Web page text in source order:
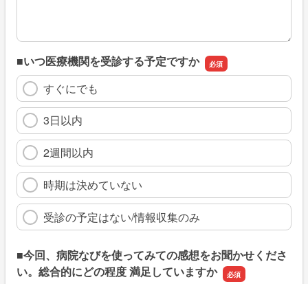
■いつ医療機関を受診する予定ですか
すぐにでも
3日以内
2週間以内
時期は決めていない
受診の予定はない/情報収集のみ
■今回、病院なびを使ってみての感想をお聞かせくださ
い。総合的にどの程度 満足していますか